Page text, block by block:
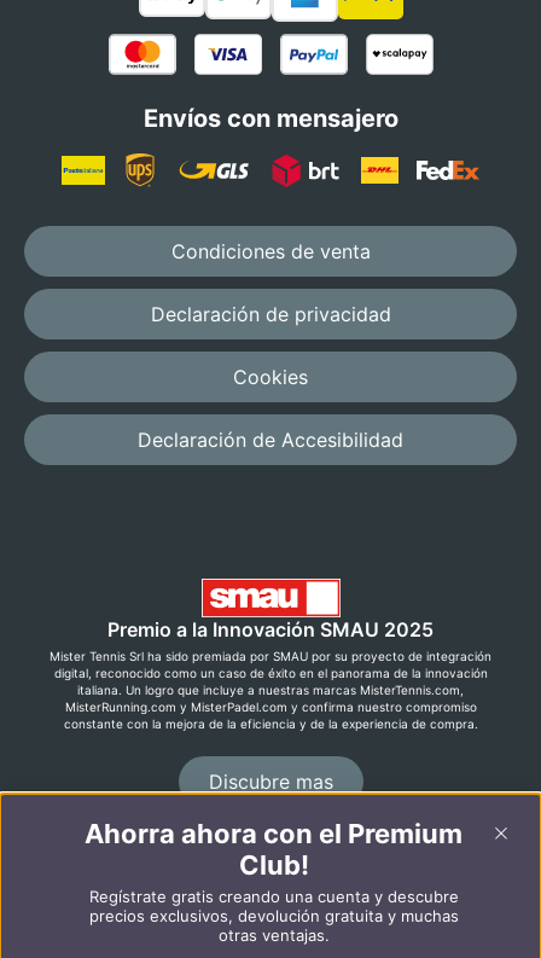
Envíos con mensajero
Condiciones de venta
Declaración de privacidad
Cookies
Declaración de Accesibilidad
Premio a la Innovación SMAU 2025
Mister Tennis Srl ha sido premiada por SMAU por su proyecto de integración
digital, reconocido como un caso de éxito en el panorama de la innovación
italiana. Un logro que incluye a nuestras marcas MisterTennis.com,
MisterRunning.com y MisterPadel.com y confirma nuestro compromiso
constante con la mejora de la eficiencia y de la experiencia de compra.
Discubre mas
©2026 MisterRunning.com
Italiano
English
Ahorra ahora con el Premium
Club!
Regístrate gratis creando una cuenta y descubre
precios exclusivos, devolución gratuita y muchas
otras ventajas.